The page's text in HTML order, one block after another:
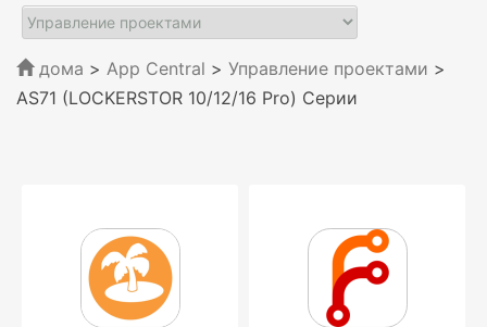
дома > App Central > Управление проектами >
AS71 (LOCKERSTOR 10/12/16 Pro) Серии